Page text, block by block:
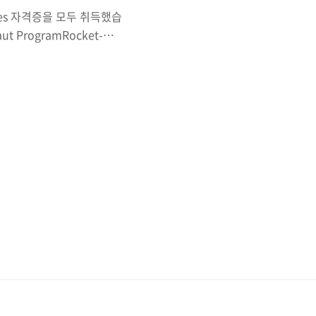
자격증을 모두 취득했습
ProgramRocket-
ongoing